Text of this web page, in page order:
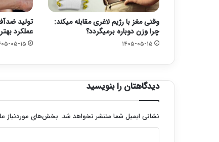
وقتی مغز با رژیم لاغری مقابله میکند:
چرا وزن دوباره برمیگردد؟
۱۴۰۵-۰۵-۱۵
تولید
عملکرد بهتر
۱۴۰۵-۰۵-
دیدگاهتان را بنویسید
نشانی ایمیل شما منتشر نخواهد شد. بخش‌های موردنیاز